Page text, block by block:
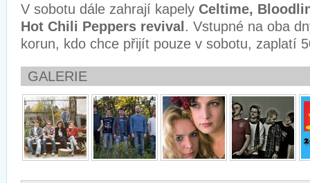
V sobotu dále zahrají kapely Celtime,
Hot Chili Peppers revival . Vstupné na oba
korun, kdo chce přijít pouze v sobotu, zaplatí
GALERIE